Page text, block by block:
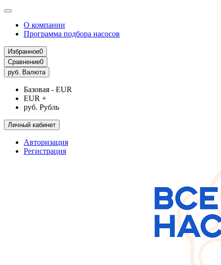
О компании
Программа подбора насосов
Избранное0
Сравнение0
руб. Валюта
Базовая - EUR
EUR +
руб. Рубль
Личный кабинет
Авторизация
Регистрация